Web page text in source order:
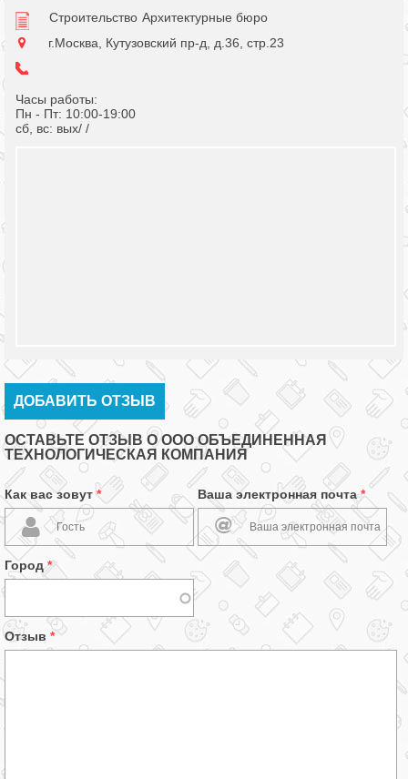
Строительство Архитектурные бюро
г.Москва, Кутузовский пр-д, д.36, стр.23
Часы работы:
Пн - Пт: 10:00-19:00
сб, вс: вых/ /
ДОБАВИТЬ ОТЗЫВ
ОСТАВЬТЕ ОТЗЫВ О ООО ОБЪЕДИНЕННАЯ
ТЕХНОЛОГИЧЕСКАЯ КОМПАНИЯ
Как вас зовут* Ваша электронная почта*
Город*
Отзыв *